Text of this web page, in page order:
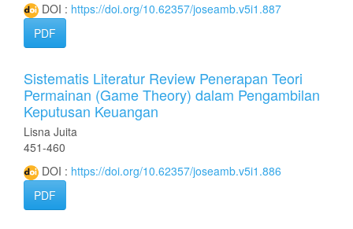
DOI : https://doi.org/10.62357/joseamb.v5i1.887
PDF
Sistematis Literatur Review Penerapan Teori
Permainan (Game Theory) dalam Pengambilan
Keputusan Keuangan
Lisna Juita
451-460
DOI : https://doi.org/10.62357/joseamb.v5i1.886
PDF